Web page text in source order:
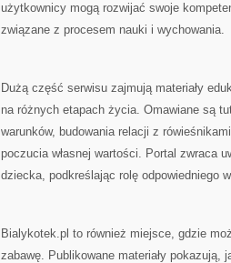
użytkownicy mogą rozwijać swoje
związane z procesem nauki i wychowania.
Dużą część serwisu zajmują materiały
na różnych etapach życia. Omawiane są
warunków, budowania relacji z
poczucia własnej wartości. Portal zwraca
dziecka, podkreślając rolę odpowiedniego
Bialykotek.pl to również miejsce, gdzie
zabawę. Publikowane materiały